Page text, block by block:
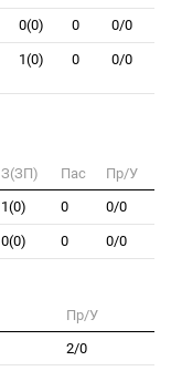
0(0) 0 0/0
1(0) 0 0/0
З(ЗП) Пас
Пр/У
1(0) 0 0/0
0(0) 0 0/0
Пр/У
2/0